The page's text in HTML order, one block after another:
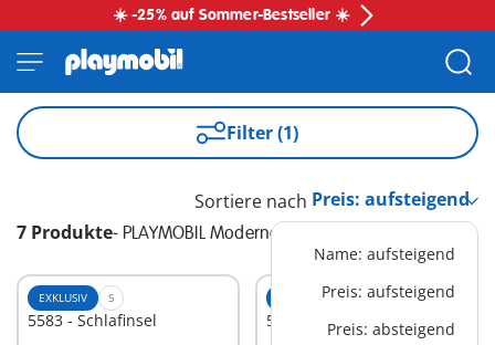
☀️ -25% auf Sommer-Bestseller ☀️
Filter (1)
7 Produkte- PLAYMOBIL Moderne Luxusvilla
Sortiere nach
Name: aufsteigend
Preis: aufsteigend
Preis: absteigend
EXKLUSIV S
5583 - Schlafinsel
EXKLUSIV M
5582 - Designerküche